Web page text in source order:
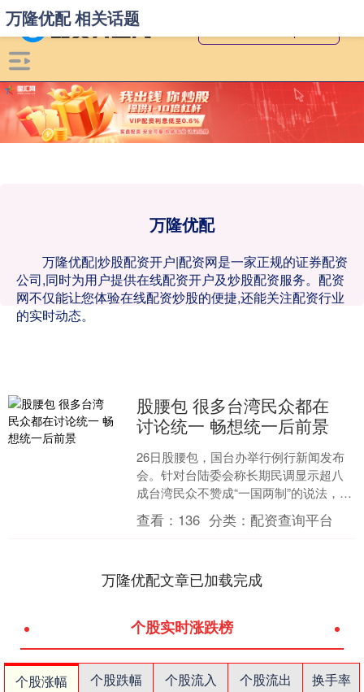
万隆优配
万隆优配|炒股配资开户|配资网是一家正规的证券配资
公司,同时为用户提供在线配资开户及炒股配资服务。配资
网不仅能让您体验在线配资炒股的便捷,还能关注配资行业
的实时动态。
万隆优配 相关话题
股腰包 很多台湾民众都在
讨论统一 畅想统一后前景
26日股腰包，国台办举行例行新闻发布
会。针对台陆委会称长期民调显示超八
成台湾民众不赞成“一国两制”的说法，发
言人彭庆恩表示股腰包，“和平统一、一
国两制”是解决台....
查看： 136 分类：配资查询平台
万隆优配文章已加载完成
个股实时涨跌榜
个股涨幅 个股跌幅 个股流入 个股流出
换手率